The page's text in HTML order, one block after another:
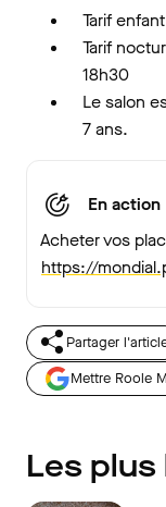
Tarif
Tarif
18h30
Le salon
7 ans.
En action
Acheter vos
https://
Partager
Mettre Roole
Les plus